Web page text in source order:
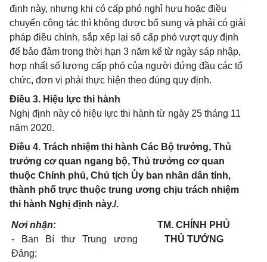
định này, nhưng khi có cấp phó nghỉ hưu hoặc điều
chuyển công tác thì không được bổ sung và phải có giải
pháp điều chỉnh, sắp xếp lại số cấp phó vượt quy định
để bảo đảm trong thời hạn 3 năm kể từ ngày sáp nhập,
hợp nhất số lượng cấp phó của người đứng đầu các tổ
chức, đơn vị phải thực hiện theo đúng quy định.
Điều 3. Hiệu lực thi hành
Nghị định này có hiệu lực thi hành từ ngày 25 tháng 11
năm 2020.
Điều 4. Trách nhiệm thi hành Các Bộ trưởng, Thủ
trưởng cơ quan ngang bộ, Thủ trưởng cơ quan
thuộc Chính phủ, Chủ tịch Ủy ban nhân dân tỉnh,
thành phố trực thuộc trung ương chịu trách nhiệm
thi hành Nghị định này./.
Nơi nhận:
-
Ban Bí thư Trung ương
Đảng;
TM. CHÍNH PHỦ
THỦ TƯỚNG